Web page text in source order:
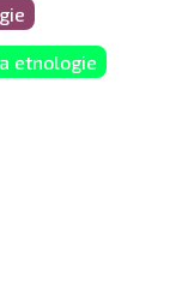
etnologie